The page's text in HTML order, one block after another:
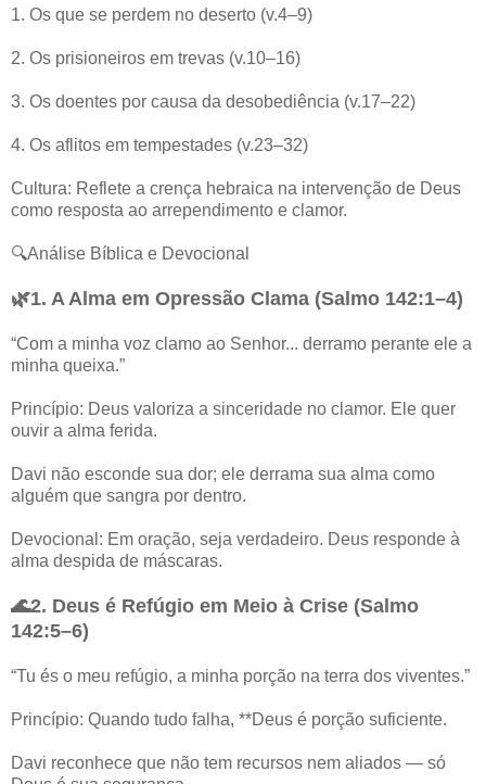
1. Os que se perdem no deserto (v.4–9)
2. Os prisioneiros em trevas (v.10–16)
3. Os doentes por causa da desobediência (v.17–22)
4. Os aflitos em tempestades (v.23–32)
Cultura: Reflete a crença hebraica na intervenção de Deus
como resposta ao arrependimento e clamor.
🔍Análise Bíblica e Devocional
🌿1. A Alma em Opressão Clama (Salmo 142:1–4)
“Com a minha voz clamo ao Senhor... derramo perante ele a
minha queixa.”
Princípio: Deus valoriza a sinceridade no clamor. Ele quer
ouvir a alma ferida.
Davi não esconde sua dor; ele derrama sua alma como
alguém que sangra por dentro.
Devocional: Em oração, seja verdadeiro. Deus responde à
alma despida de máscaras.
🌊2. Deus é Refúgio em Meio à Crise (Salmo
142:5–6)
“Tu és o meu refúgio, a minha porção na terra dos viventes.”
Princípio: Quando tudo falha, **Deus é porção suficiente.
Davi reconhece que não tem recursos nem aliados — só